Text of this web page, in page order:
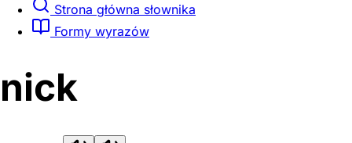
Strona główna słownika
Formy wyrazów
nick